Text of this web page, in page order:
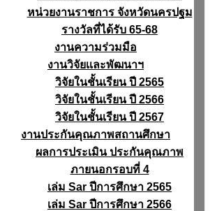
หน่วยงานราชการ จังหวัดนครปฐม
รางวัลที่ได้รับ 65-68
งานความร่วมมือ
งานวิจัยเเละพัฒนาฯ
วิจัยในชั้นเรียน ปี 2565
วิจัยในชั้นเรียน ปี 2566
วิจัยในชั้นเรียน ปี 2567
งานประกันคุณภาพสถานศึกษา
ผลการประเมิน ประกันคุณภาพ
ภายนอกรอบที่ 4
เล่ม Sar ปีการศึกษา 2565
เล่ม Sar ปีการศึกษา 2566